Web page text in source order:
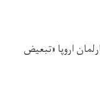
رییس پارلمان اروپا «تبعیض